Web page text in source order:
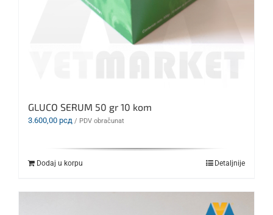
GLUCO SERUM 50 gr 10 kom
3.600,00 рсд / PDV obračunat
Dodaj u korpu Detaljnije